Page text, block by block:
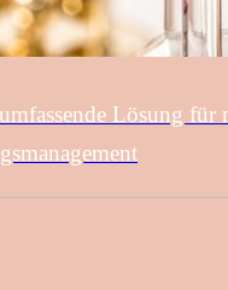
Lösung für